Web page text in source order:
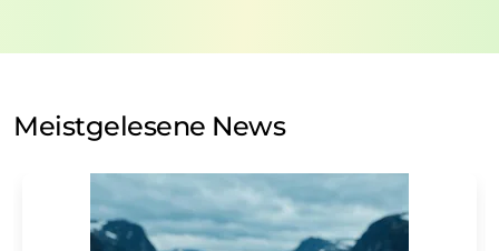
auf Basis unsererDatenschutzerklärung. LUMITOS darf
Meinungsforschung per E-Mail kontaktieren. Ihre
Einwilligung können Sie jederzeit ohne Angabe von
Str. 2, 12489 Berlin oder per E-Mail unter
widerruf@lumitos.commit Wirkung für die Zukunft
widerrufen. Zudem ist in jeder E-Mail ein Link zur
Meistgelesene News